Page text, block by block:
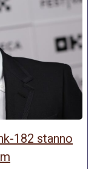
182 stanno